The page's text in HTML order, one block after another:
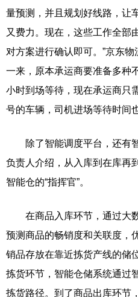
量预测，并且规划好线路，让
又费力。现在，这些工作全部
对方案进行确认即可。”京东
一来，原本承运商要准备多种
小时到场等待，现在承运商只
号的车辆，司机进场等待时间
除了智能调度平台，还有
负责人介绍，从入库到在库再
智能仓的“指挥官”。
在商品入库环节，通过大
预测商品的畅销度和关联度，
销品存放在靠近拣货产线的储
拣货环节，智能仓储系统通过
拣货路径。到了商品出库环节